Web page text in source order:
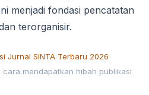
menjadi fondasi pencatatan
terorganisir.
Jurnal SINTA Terbaru 2026
mendapatkan hibah publikasi